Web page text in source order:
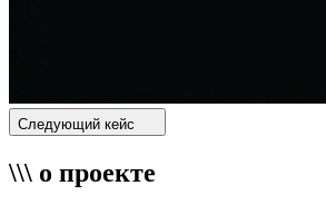
Следующий кейс
\\\ о проекте